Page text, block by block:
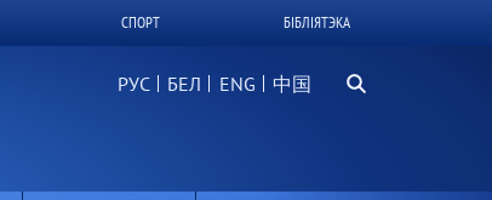
СПОРТ БІБЛІЯТЭКА
РУС БЕЛ 中国 Пошук